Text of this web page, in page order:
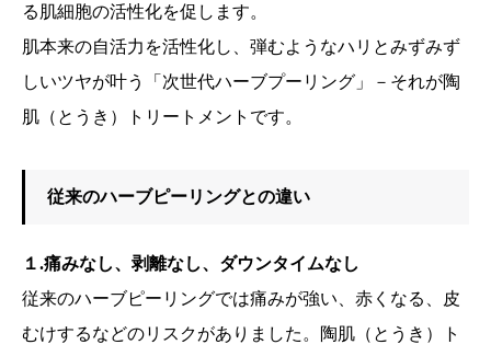
る肌細胞の活性化を促します。
肌本来の自活力を活性化し、弾むようなハリとみずみず
しいツヤが叶う「次世代ハーブプーリング」－それが陶
肌（とうき）トリートメントです。
従来のハーブピーリングとの違い
１.痛みなし、剥離なし、ダウンタイムなし
従来のハーブピーリングでは痛みが強い、赤くなる、皮
むけするなどのリスクがありました。陶肌（とうき）ト